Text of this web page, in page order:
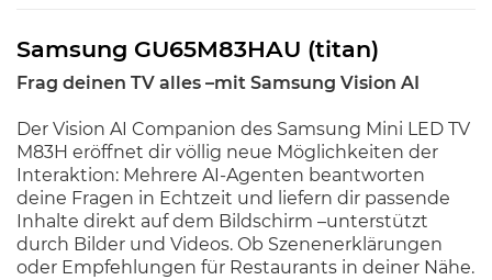
Samsung GU65M83HAU (titan)
Frag deinen TV alles –mit Samsung Vision AI
Der Vision AI Companion des Samsung Mini LED TV
M83H eröffnet dir völlig neue Möglichkeiten der
Interaktion: Mehrere AI-Agenten beantworten
deine Fragen in Echtzeit und liefern dir passende
Inhalte direkt auf dem Bildschirm –unterstützt
durch Bilder und Videos. Ob Szenenerklärungen
oder Empfehlungen für Restaurants in deiner Nähe.